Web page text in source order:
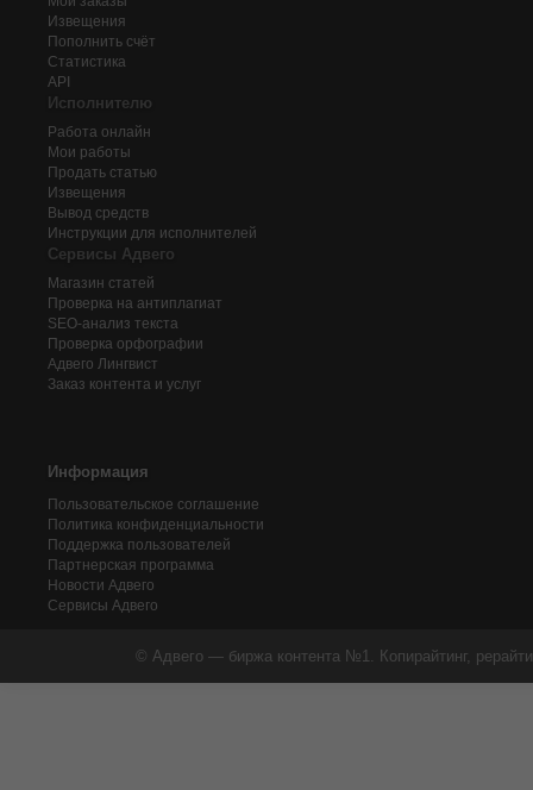
Извещения
Пополнить счёт
Статистика
API
Исполнителю
Работа онлайн
Мои работы
Продать статью
Извещения
Вывод средств
Инструкции для исполнителей
Сервисы Адвего
Магазин статей
Проверка на антиплагиат
SEO-анализ текста
Проверка орфографии
Адвего Лингвист
Заказ контента и услуг
Информация
Пользовательское соглашение
Политика конфиденциальности
Поддержка пользователей
Партнерская программа
Новости Адвего
Сервисы Адвего
© Адвего — биржа контента №1. Копирайтинг,